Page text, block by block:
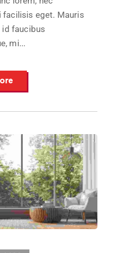
facilisis eget. Mauris
id faucibus
mi...